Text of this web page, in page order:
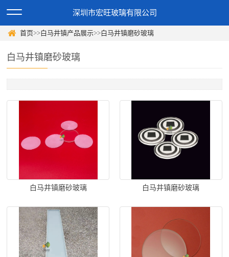
深圳市宏旺玻璃有限公司
首页>>白马井镇产品展示>>白马井镇磨砂玻璃
白马井镇磨砂玻璃
白马井镇磨砂玻璃 白马井镇磨砂玻璃